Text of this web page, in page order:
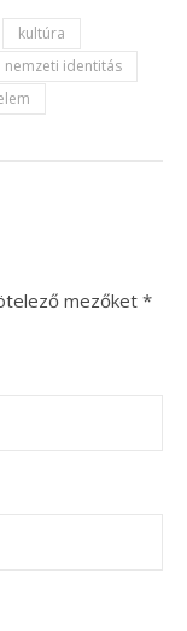
kultúra
nemzeti identitás
mezőket *